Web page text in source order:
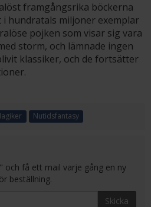
framgångsrika böckerna
hundratals miljoner exemplar
pojken som visar sig vara
storm, och lämnade ingen
klassiker, och de fortsätter
Nutidsfantasy
och få ett mail varje gång en ny
beställning.
Skicka